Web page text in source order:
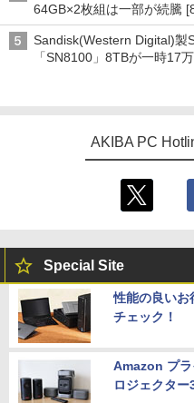
64GB×2枚組は一部が続騰
Sandisk(Western Digital)製
「SN8100」8TBが一時17
AKIBA PC
Special Site
性能の良いお
チェック！
Amazon プ
ロジェクタ